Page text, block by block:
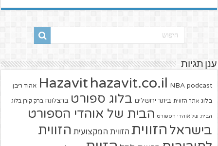
ענן תגיות
Hazavit hazavit.co.il NBA podcast אהוד ריבן
בלוג אתר הזווית ביתר ירושלים בלוג ספורט ברצלונה ברק קורן בלוג
הבית של אוהדי הספורט הבית של אוהדי הספורט
בישראל הזווית הזווית המקצועית הזווית